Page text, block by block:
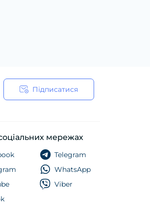
Підписатися
мережах
Telegram
WhatsApp
Viber